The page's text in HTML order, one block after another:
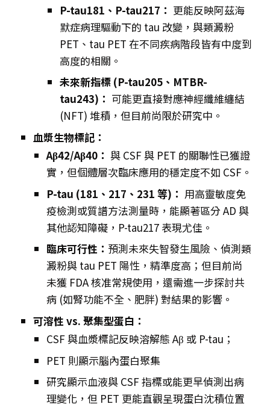
P-tau181、P-tau217： 更能反映阿茲海
默症病理驅動下的 tau 改變，與類澱粉
PET、tau PET 在不同疾病階段皆有中度到
高度的相關。
未來新指標 (P-tau205、MTBR-
tau243)： 可能更直接對應神經纖維纏結
(NFT) 堆積，但目前尚限於研究中。
血漿生物標記：
Aβ42/Aβ40： 與 CSF 與 PET 的關聯性已獲證
實，但個體層次臨床應用的穩定度不如 CSF。
P-tau (181、217、231 等)： 用高靈敏度免
疫檢測或質譜方法測量時，能顯著區分 AD 與
其他認知障礙，P-tau217 表現尤佳。
臨床可行性： 預測未來失智發生風險、偵測類
澱粉與 tau PET 陽性，精準度高；但目前尚
未獲 FDA 核准常規使用，還需進一步探討共
病 (如腎功能不全、肥胖) 對結果的影響。
可溶性 vs. 聚集型蛋白：
CSF 與血漿標記反映溶解態 Aβ 或 P-tau；
PET 則顯示腦內蛋白聚集
研究顯示血液與 CSF 指標或能更早偵測出病
理變化，但 PET 更能直觀呈現蛋白沈積位置